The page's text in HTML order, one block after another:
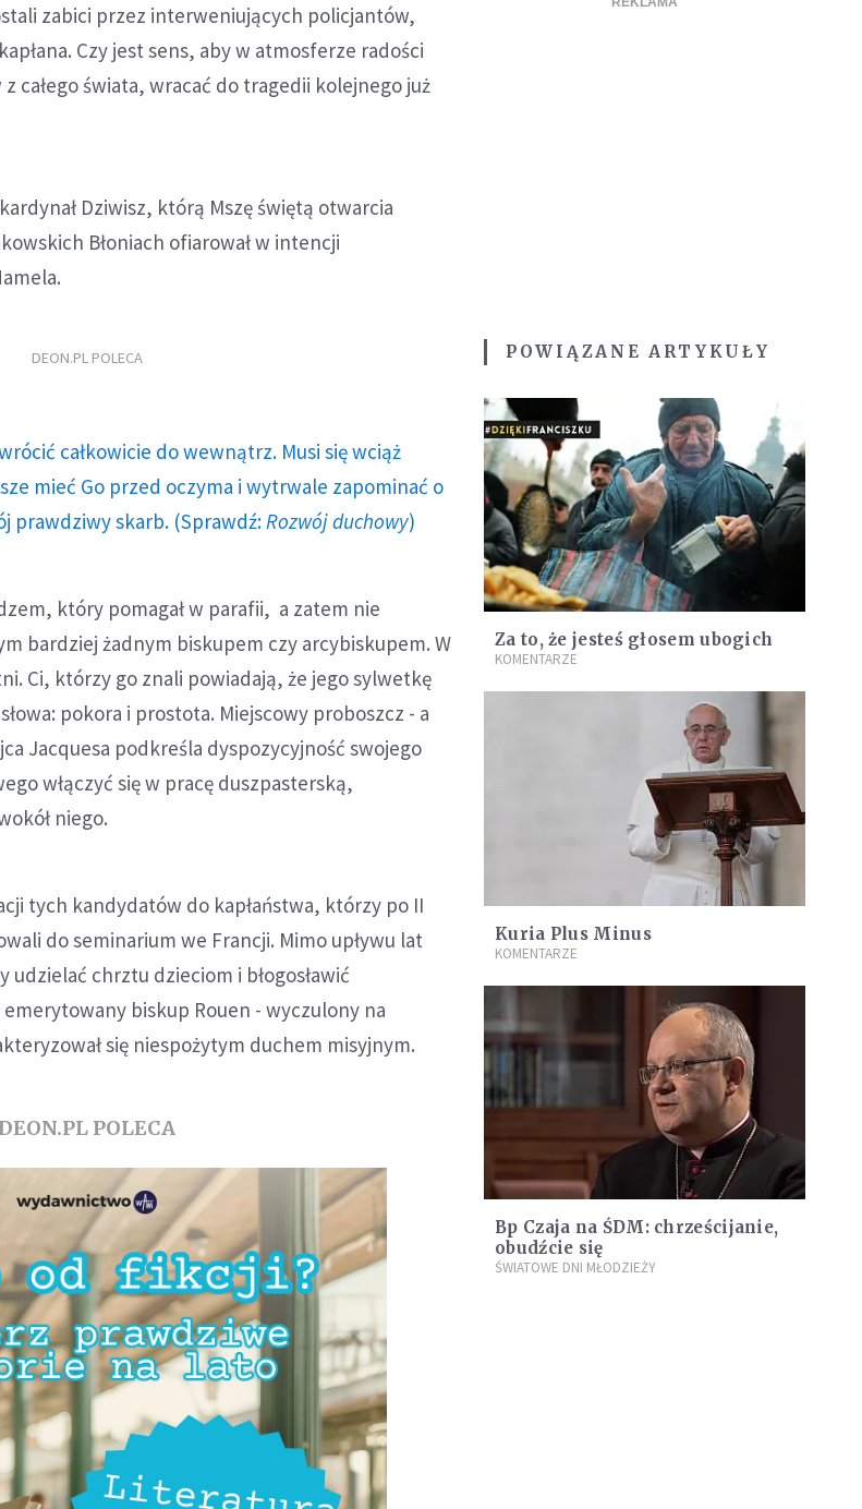
zabici przez interweniujących policjantów,
Czy jest sens, aby w atmosferze radości
całego świata, wracać do tragedii kolejnego już
Dziwisz, którą Mszę świętą otwarcia
Błoniach ofiarował w intencji
DEON.PL POLECA
całkowicie do wewnątrz. Musi się wciąż
mieć Go przed oczyma i wytrwale zapominać o
prawdziwy skarb. (Sprawdź: Rozwój duchowy)
który pomagał w parafii, a zatem nie
bardziej żadnym biskupem czy arcybiskupem. W
Ci, którzy go znali powiadają, że jego sylwetkę
pokora i prostota. Miejscowy proboszcz - a
Jacquesa podkreśla dyspozycyjność swojego
włączyć się w pracę duszpasterską,
niego.
tych kandydatów do kapłaństwa, którzy po II
do seminarium we Francji. Mimo upływu lat
udzielać chrztu dzieciom i błogosławić
biskup Rouen - wyczulony na
się niespożytym duchem misyjnym.
POLECA
POWIĄZANE ARTYKUŁY
Za to, że jesteś głosem ubogich
KOMENTARZE
Kuria Plus Minus
KOMENTARZE
Bp Czaja na ŚDM: chrześcijanie,
obudźcie się
ŚWIATOWE DNI MŁODZIEŻY